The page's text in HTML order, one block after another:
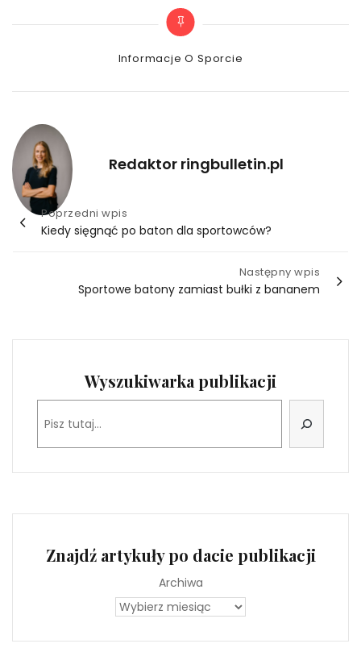
Categories
Informacje O Sporcie
Redaktor ringbulletin.pl
Nawigacja
wpisu
Poprzedni wpis
Kiedy sięgnąć po baton dla sportowców?
Następny wpis
Sportowe batony zamiast bułki z bananem
Wyszukiwarka publikacji
Szukaj
Znajdź artykuły po dacie publikacji
Archiwa